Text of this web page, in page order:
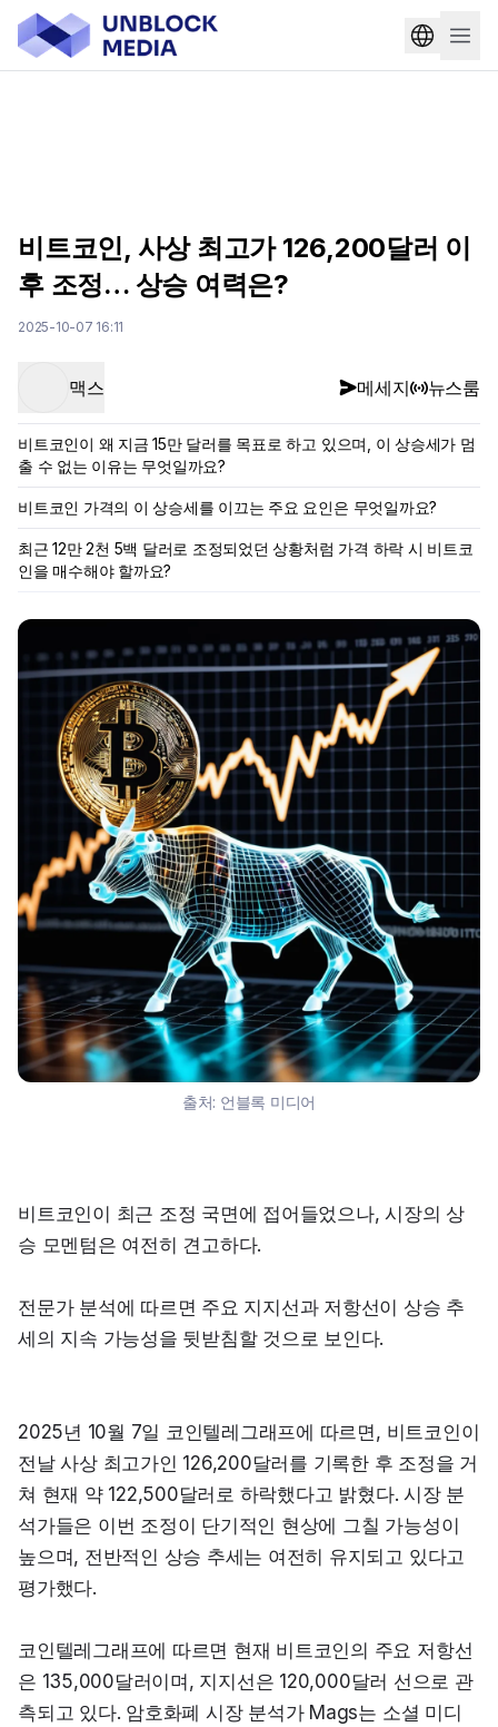
비트코인, 사상 최고가 126,200달러 이
후 조정… 상승 여력은?
2025-10-07 16:11
맥스 메세지 뉴스룸
비트코인이 왜 지금 15만 달러를 목표로 하고 있으며, 이 상승세가 멈
출 수 없는 이유는 무엇일까요?
비트코인 가격의 이 상승세를 이끄는 주요 요인은 무엇일까요?
최근 12만 2천 5백 달러로 조정되었던 상황처럼 가격 하락 시 비트코
인을 매수해야 할까요?
출처: 언블록 미디어
비트코인이 최근 조정 국면에 접어들었으나, 시장의 상
승 모멘텀은 여전히 견고하다.
전문가 분석에 따르면 주요 지지선과 저항선이 상승 추
세의 지속 가능성을 뒷받침할 것으로 보인다.
2025년 10월 7일 코인텔레그래프에 따르면, 비트코인이
전날 사상 최고가인 126,200달러를 기록한 후 조정을 거
쳐 현재 약 122,500달러로 하락했다고 밝혔다. 시장 분
석가들은 이번 조정이 단기적인 현상에 그칠 가능성이
높으며, 전반적인 상승 추세는 여전히 유지되고 있다고
평가했다.
코인텔레그래프에 따르면 현재 비트코인의 주요 저항선
은 135,000달러이며, 지지선은 120,000달러 선으로 관
측되고 있다. 암호화폐 시장 분석가 Mags는 소셜 미디